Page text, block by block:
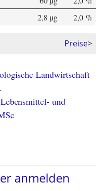
2,8 µg 2,0 %
Preise>
Landwirtschaft
und